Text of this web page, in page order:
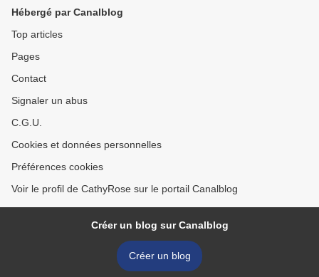
Hébergé par Canalblog
Top articles
Pages
Contact
Signaler un abus
C.G.U.
Cookies et données personnelles
Préférences cookies
Voir le profil de CathyRose sur le portail Canalblog
Créer un blog sur Canalblog
Créer un blog